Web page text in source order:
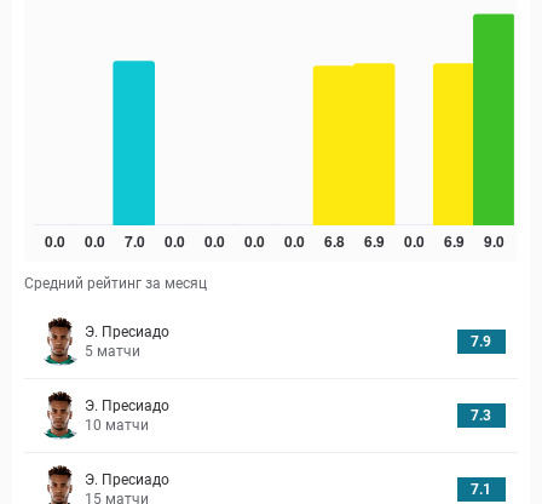
Средний рейтинг за месяц
Э. Пресиадо
5 матчи
7.9
Э. Пресиадо
10 матчи
7.3
Э. Пресиадо
15 матчи
7.1